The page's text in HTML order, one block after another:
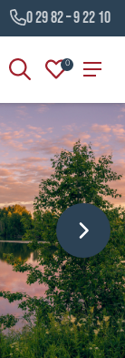
0 29 82 – 9 22 10
0